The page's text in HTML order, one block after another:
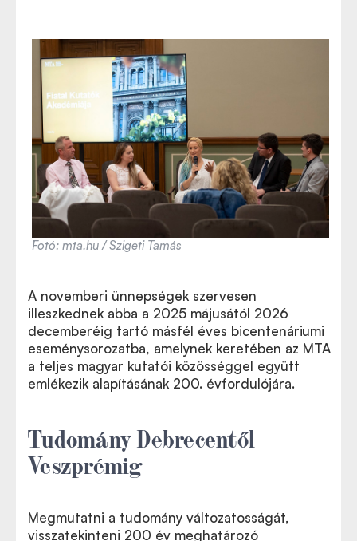
Fotó: mta.hu / Szigeti Tamás
A novemberi ünnepségek szervesen
illeszkednek abba a 2025 májusától 2026
decemberéig tartó másfél éves bicentenáriumi
eseménysorozatba, amelynek keretében az MTA
a teljes magyar kutatói közösséggel együtt
emlékezik alapításának 200. évfordulójára.
Tudomány Debrecentől
Veszprémig
Megmutatni a tudomány változatosságát,
visszatekinteni 200 év meghatározó